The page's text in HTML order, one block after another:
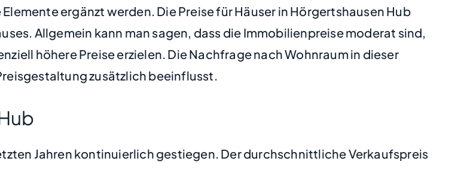
ergänzt werden. Die Preise für Häuser in Hörgertshausen Hub
Allgemein kann man sagen, dass die Immobilienpreise moderat sind,
höhere Preise erzielen. Die Nachfrage nach Wohnraum in dieser
zusätzlich beeinflusst.
Jahren kontinuierlich gestiegen. Der durchschnittliche Verkaufspreis